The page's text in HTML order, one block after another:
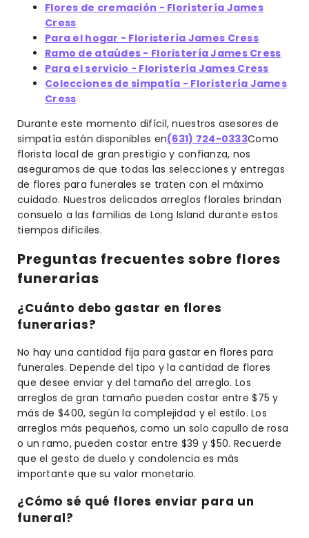
Flores de cremación - Floristería James
Cress
Para el hogar - Floristería James Cress
Ramo de ataúdes - Floristería James Cress
Para el servicio - Floristería James Cress
Colecciones de simpatía - Floristería James
Cress
Durante este momento difícil, nuestros asesores de
simpatía están disponibles en(631) 724-0333Como
florista local de gran prestigio y confianza, nos
aseguramos de que todas las selecciones y entregas
de flores para funerales se traten con el máximo
cuidado. Nuestros delicados arreglos florales brindan
consuelo a las familias de Long Island durante estos
tiempos difíciles.
Preguntas frecuentes sobre flores
funerarias
¿Cuánto debo gastar en flores
funerarias?
No hay una cantidad fija para gastar en flores para
funerales. Depende del tipo y la cantidad de flores
que desee enviar y del tamaño del arreglo. Los
arreglos de gran tamaño pueden costar entre $75 y
más de $400, según la complejidad y el estilo. Los
arreglos más pequeños, como un solo capullo de rosa
o un ramo, pueden costar entre $39 y $50. Recuerde
que el gesto de duelo y condolencia es más
importante que su valor monetario.
¿Cómo sé qué flores enviar para un
funeral?